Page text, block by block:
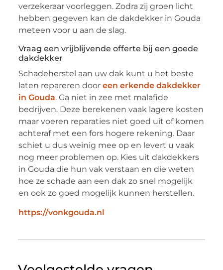
verzekeraar voorleggen. Zodra zij groen licht
hebben gegeven kan de dakdekker in Gouda
meteen voor u aan de slag.
Vraag een vrijblijvende offerte bij een goede
dakdekker
Schadeherstel aan uw dak kunt u het beste
laten repareren door een erkende dakdekker
in Gouda. Ga niet in zee met malafide
bedrijven. Deze berekenen vaak lagere kosten
maar voeren reparaties niet goed uit of komen
achteraf met een fors hogere rekening. Daar
schiet u dus weinig mee op en levert u vaak
nog meer problemen op. Kies uit dakdekkers
in Gouda die hun vak verstaan en die weten
hoe ze schade aan een dak zo snel mogelijk
en ook zo goed mogelijk kunnen herstellen.
https://vonkgouda.nl